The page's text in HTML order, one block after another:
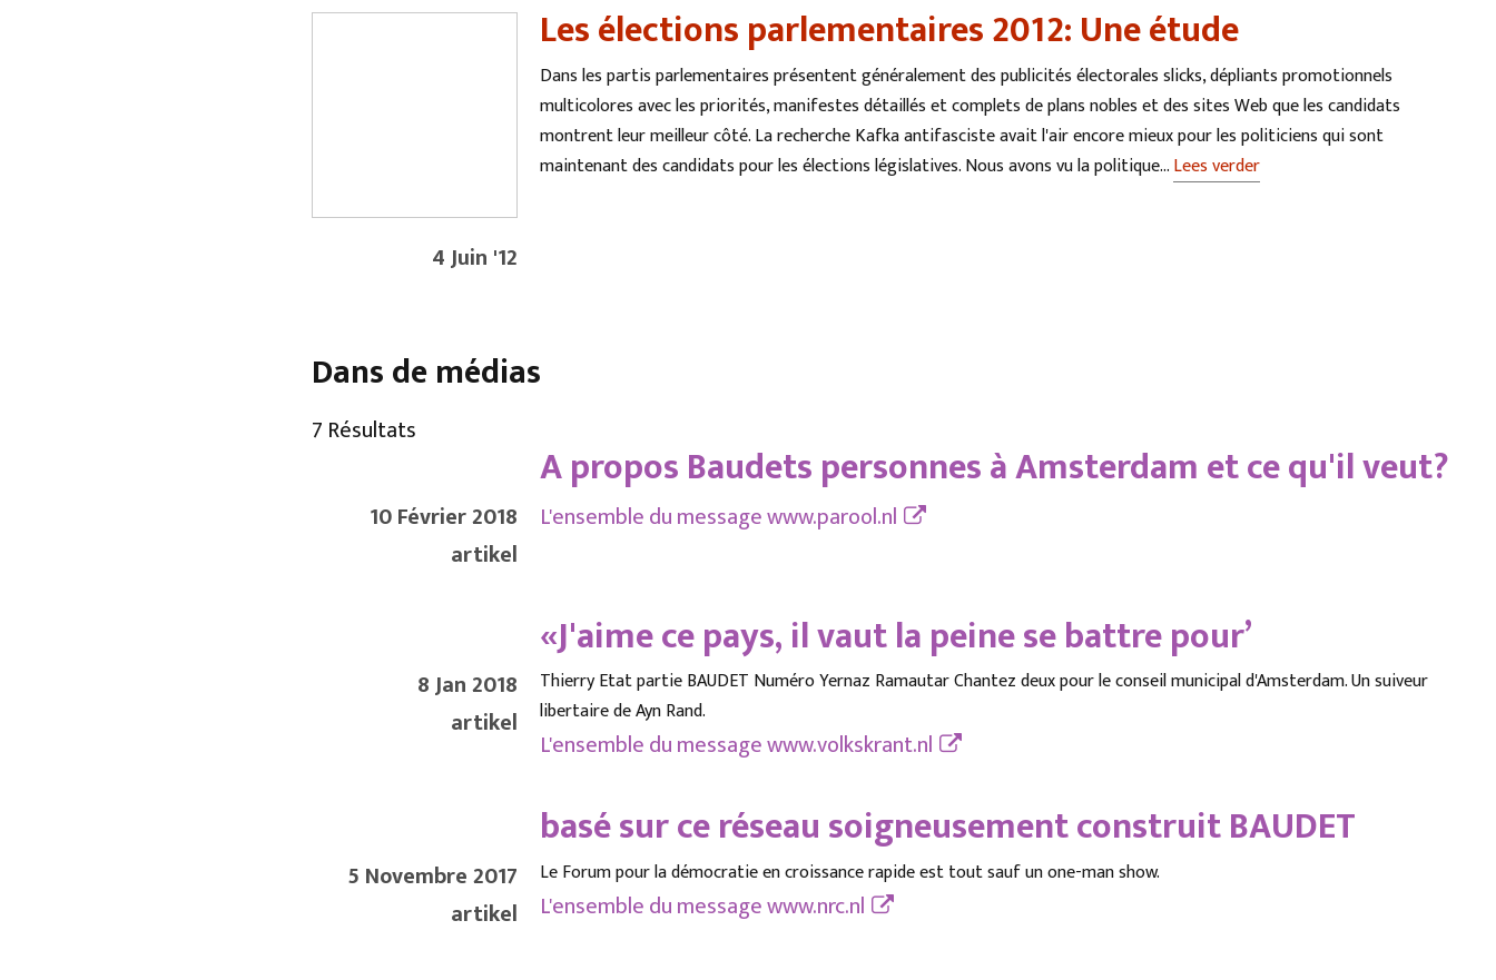
4 Juin '12
Les élections parlementaires 2012: Une étude
Dans les partis parlementaires présentent généralement des publicités électorales slicks, dépliants promotionnels
multicolores avec les priorités, manifestes détaillés et complets de plans nobles et des sites Web que les candidats
montrent leur meilleur côté. La recherche Kafka antifasciste avait l'air encore mieux pour les politiciens qui sont
maintenant des candidats pour les élections législatives. Nous avons vu la politique…Lees verder
Dans de médias
7 Résultats
A propos Baudets personnes à Amsterdam et ce qu'il veut?
10 Février 2018
artikel
L'ensemble du messagewww.parool.nl
«J'aime ce pays, il vaut la peine se battre pour’
8 Jan 2018
artikel
Thierry Etat partie BAUDET Numéro Yernaz Ramautar Chantez deux pour le conseil municipal d'Amsterdam. Un suiveur
libertaire de Ayn Rand.
L'ensemble du messagewww.volkskrant.nl
basé sur ce réseau soigneusement construit BAUDET
5 Novembre 2017
artikel
Le Forum pour la démocratie en croissance rapide est tout sauf un one-man show.
L'ensemble du messagewww.nrc.nl